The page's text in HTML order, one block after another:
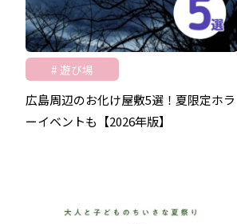
遊び場
広島周辺のお化け屋敷5選！夏限定ホラ
ーイベントも【2026年版】